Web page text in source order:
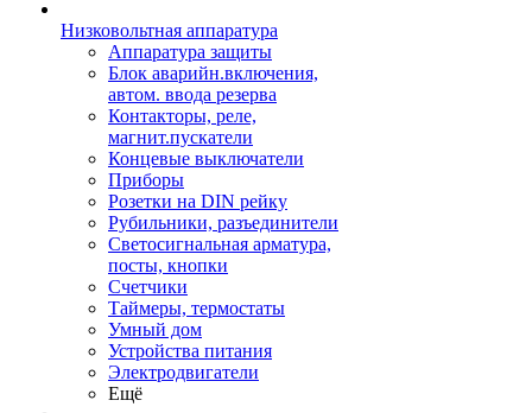
Низковольтная аппаратура
Аппаратура защиты
Блок аварийн.включения,
автом. ввода резерва
Контакторы, реле,
магнит.пускатели
Концевые выключатели
Приборы
Розетки на DIN рейку
Рубильники, разъединители
Светосигнальная арматура,
посты, кнопки
Счетчики
Таймеры, термостаты
Умный дом
Устройства питания
Электродвигатели
Ещё